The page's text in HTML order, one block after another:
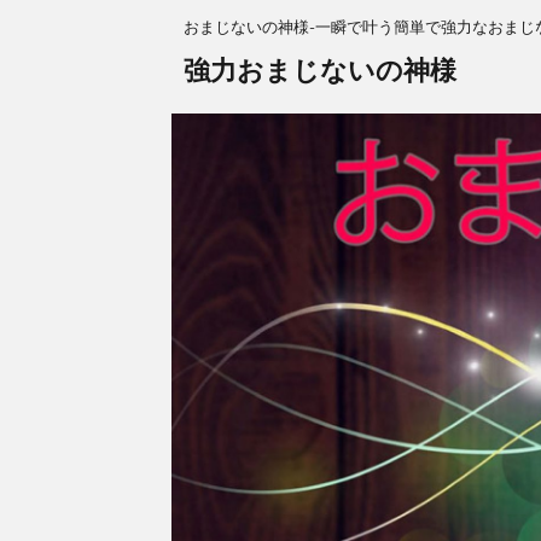
おまじないの神様-一瞬で叶う簡単で強力なおまじ
強力おまじないの神様